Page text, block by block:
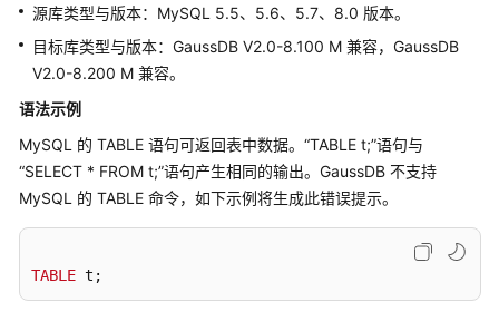
快
速
入
门
用
户
指
南
数
据
源库类型与版本：MySQL 5.5、5.6、5.7、8.0 版本。
目标库类型与版本：GaussDB V2.0-8.100 M 兼容，GaussDB
V2.0-8.200 M 兼容。
语法示例
MySQL 的 TABLE 语句可返回表中数据。“TABLE t;”语句与
“SELECT * FROM t;”语句产生相同的输出。GaussDB 不支持
MySQL 的 TABLE 命令，如下示例将生成此错误提示。
TABLE t;